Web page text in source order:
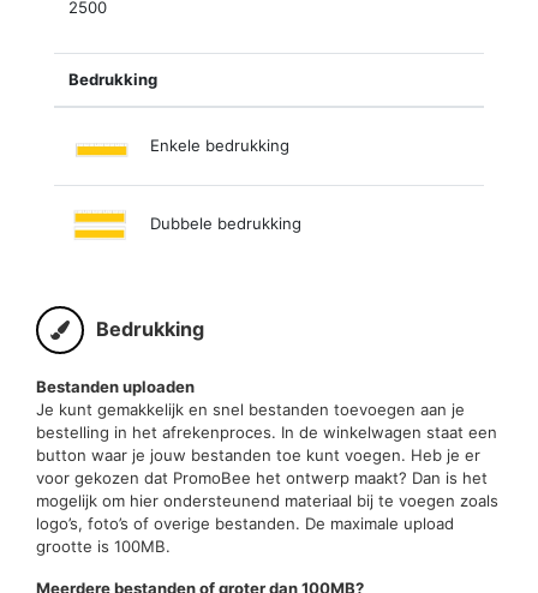
2500
Bedrukking
Enkele bedrukking
Dubbele bedrukking
Bedrukking
Bestanden uploaden
Je kunt gemakkelijk en snel bestanden toevoegen aan je
bestelling in het afrekenproces. In de winkelwagen staat een
button waar je jouw bestanden toe kunt voegen. Heb je er
voor gekozen dat PromoBee het ontwerp maakt? Dan is het
mogelijk om hier ondersteunend materiaal bij te voegen zoals
logo’s, foto’s of overige bestanden. De maximale upload
grootte is 100MB.
Meerdere bestanden of groter dan 100MB?